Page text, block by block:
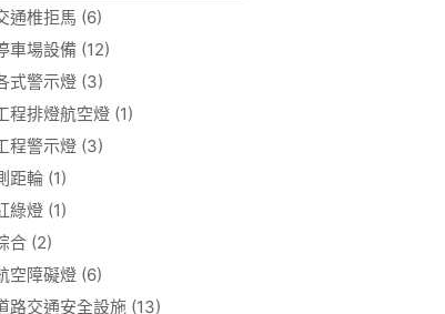
通椎拒馬 (6)
車場設備 (12)
式警示燈 (3)
程排燈航空燈 (1)
程警示燈 (3)
距輪 (1)
綠燈 (1)
合 (2)
空障礙燈 (6)
路交通安全設施 (13)